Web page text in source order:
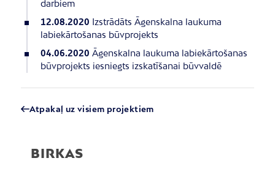
darbiem
12.08.2020 Izstrādāts Āgenskalna laukuma
labiekārtošanas būvprojekts
04.06.2020 Āgenskalna laukuma labiekārtošanas
būvprojekts iesniegts izskatīšanai būvvaldē
Atpakaļ uz visiem projektiem
BIRKAS